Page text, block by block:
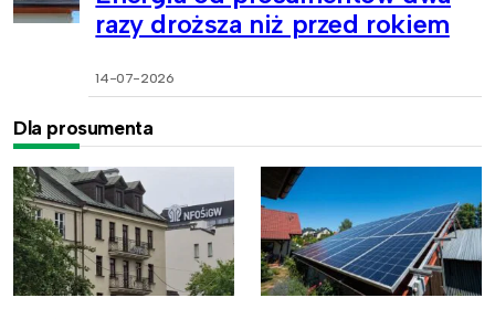
razy droższa niż przed rokiem
14-07-2026
Dla prosumenta